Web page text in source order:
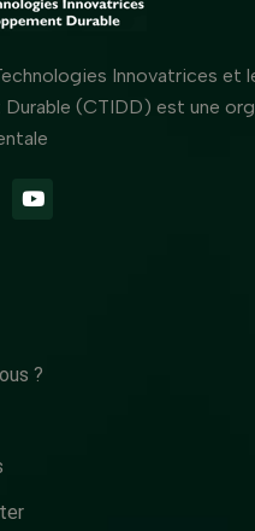
Innovatrices et
(CTIDD) est une
?